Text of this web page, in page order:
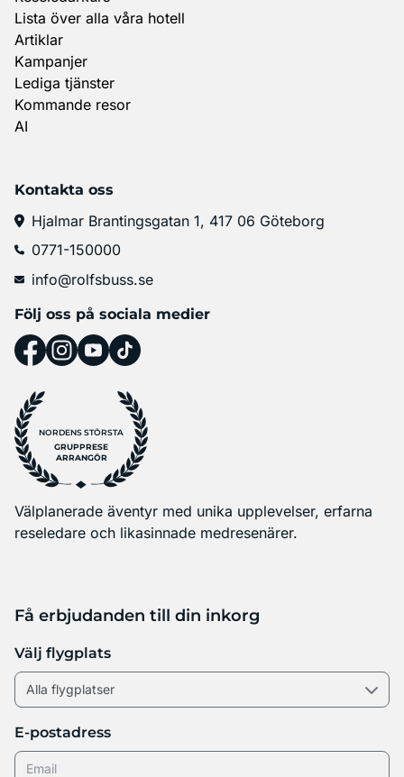
Lista över alla våra hotell
Artiklar
Kampanjer
Lediga tjänster
Kommande resor
AI
Kontakta oss
Hjalmar Brantingsgatan 1, 417 06 Göteborg
0771-150000
info@rolfsbuss.se
Följ oss på sociala medier
NORDENS STÖRSTA
GRUPPRESE
ARRANGÖR
Välplanerade äventyr med unika upplevelser, erfarna
reseledare och likasinnade medresenärer.
Få erbjudanden till din inkorg
Välj flygplats
E-postadress